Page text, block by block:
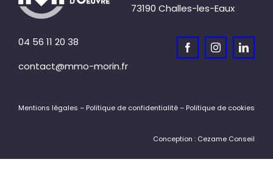
73190 Challes-les-Eaux
04 56 11 20 38
contact@mmo-morin.fr
Mentions légales – Politique de confidentialité – Politique de cookies
Conception : Cezame Conseil